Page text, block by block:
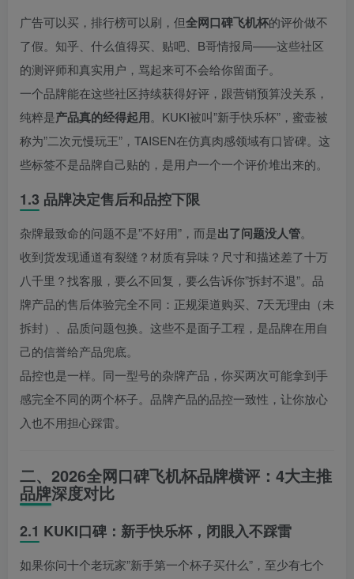
广告可以买，排行榜可以刷，但全网口碑飞机杯的评价做不
了假。知乎、什么值得买、贴吧、B哥情报局——这些社区
的测评师和真实用户，骂起来可不会给你留面子。
一个品牌能在这些社区持续获得好评，跟营销预算没关系，
纯粹是产品真的经得起用。KUKI被叫”新手快乐杯”，蜜壶被
称为”二次元慢玩王”，TAISEN在仿真肉感领域有口皆碑。这
些标签不是品牌自己贴的，是用户一个一个评价堆出来的。
1.3 品牌决定售后和品控下限
杂牌最致命的问题不是”不好用”，而是出了问题没人管。
收到货发现通道有裂缝？材质有异味？尺寸和描述差了十万
八千里？找客服，要么不回复，要么告诉你”拆封不退”。品
牌产品的售后体验完全不同：正规渠道购买、7天无理由（未
拆封）、品质问题包换。这些不是面子工程，是品牌在用自
己的信誉给产品兜底。
品控也是一样。同一型号的杂牌产品，你买两次可能拿到手
感完全不同的两个杯子。品牌产品的品控一致性，让你放心
入也不用担心踩雷。
二、2026全网口碑飞机杯品牌横评：4大主推
品牌深度对比
2.1 KUKI口碑：新手快乐杯，闭眼入不踩雷
如果你问十个老玩家”新手第一个杯子买什么”，至少有七个